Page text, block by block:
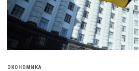
ЭКОНОМИКА